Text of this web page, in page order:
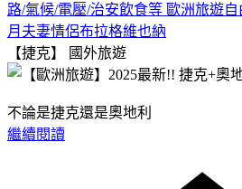
路/氣候/電壓/治安飲食等 歐洲旅遊自
月夫妻情侶布拉格維也納
【捷克】
國外旅遊
不論是捷克還是奧地利
繼續閱讀